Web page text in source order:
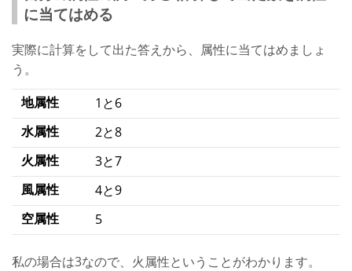
に当てはめる
実際に計算をして出た答えから、属性に当てはめましょ
う。
地属性
1と6
水属性
2と8
火属性
3と7
風属性
4と9
空属性
5
私の場合は3なので、火属性ということがわかります。